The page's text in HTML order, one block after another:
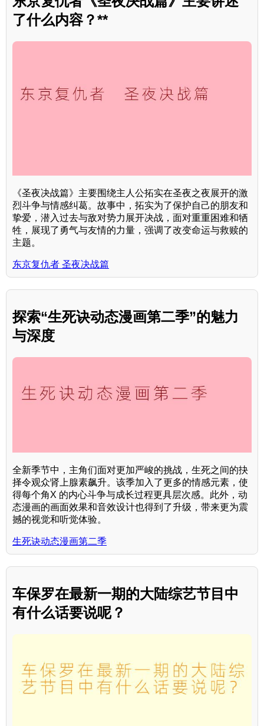
了什么内容？**
《圣夜决战篇》主要围绕主人公拓实在圣夜之夜展开的激
烈斗争与情感纠葛。故事中，拓实为了保护自己的朋友和
挚爱，潜入过去与敌对势力展开决战，面对重重困难和牺
牲，展现了勇气与友情的力量，强调了改变命运与救赎的
主题。
东京复仇者 圣夜决战篇
探索“生死诀动态漫画第二季”的魅力
与深度
全新季节中，主角们面对更加严峻的挑战，生死之间的抉
择令观众肾上腺素飙升。该季加入了更多的情感元素，使
得每个角X 的内心斗争与成长过程更具层次感。此外，动
态漫画的画面效果和音效设计也得到了升级，带来更为震
撼的视觉和听觉体验。
生死诀动态漫画第二季
车保罗在最新一期的大陆综艺节目中
有什么话要说呢？